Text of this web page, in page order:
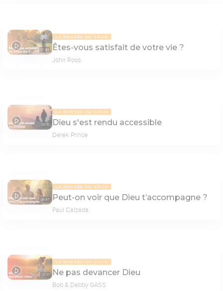
07:49
LA PENSÉE DU JOUR
Êtes-vous satisfait de votre vie ?
John Roos
08:10
LA PENSÉE DU JOUR
Dieu s'est rendu accessible
Derek Prince
08:47
LA PENSÉE DU JOUR
Peut-on voir que Dieu t’accompagne ?
Paul Calzada
07:31
LA PENSÉE DU JOUR
Ne pas devancer Dieu
Bob & Debby GASS